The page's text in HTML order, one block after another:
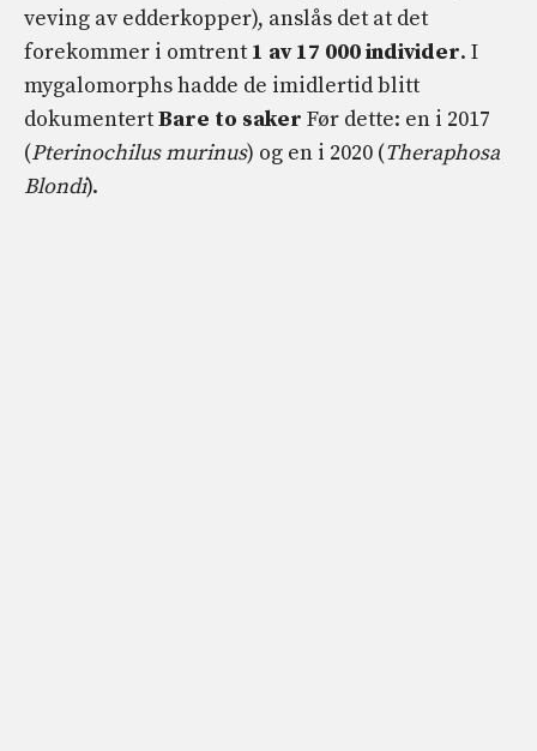
veving av edderkopper), anslås det at det
forekommer i omtrent 1 av 17 000 individer. I
mygalomorphs hadde de imidlertid blitt
dokumentertBare to saker Før dette: en i 2017
(Pterinochilus murinus) og en i 2020 (Theraphosa
Blondi).